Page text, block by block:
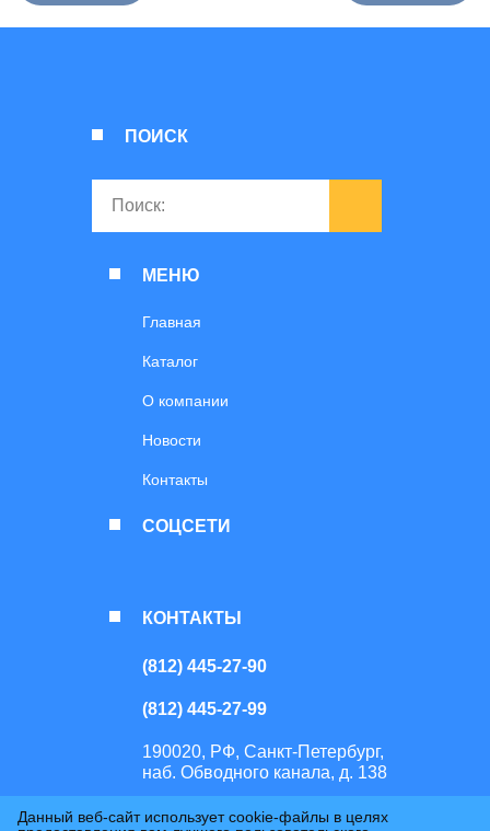
ПОИСК
МЕНЮ
Главная
Каталог
О компании
Новости
Контакты
СОЦСЕТИ
КОНТАКТЫ
(812) 445-27-90
(812) 445-27-99
190020, РФ, Санкт-Петербург,
наб. Обводного канала, д. 138
Данный веб-сайт использует cookie-файлы в целях